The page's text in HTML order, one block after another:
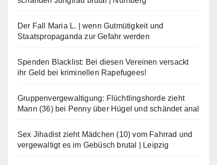
Der Fall Maria L. | wenn Gutmütigkeit und
Staatspropaganda zur Gefahr werden
Spenden Blacklist: Bei diesen Vereinen versackt
ihr Geld bei kriminellen Rapefugees!
Gruppenvergewaltigung: Flüchtlingshorde zieht
Mann (36) bei Penny über Hügel und schändet anal
Sex Jihadist zieht Mädchen (10) vom Fahrrad und
vergewaltigt es im Gebüsch brutal | Leipzig